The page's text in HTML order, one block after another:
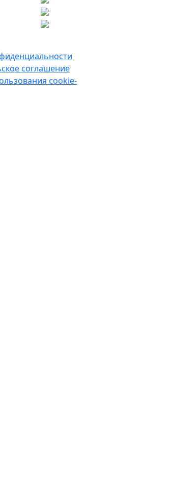
соглашение
cookie-